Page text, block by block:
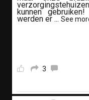
kunnen
werden er ... See
3